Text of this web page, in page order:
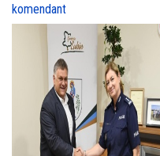
komendant